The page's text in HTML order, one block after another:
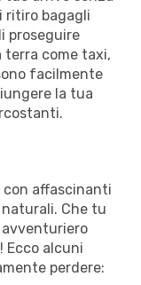
ritiro bagagli
proseguire
terra come taxi,
facilmente
la tua
affascinanti
Che tu
Ecco alcuni
perdere: